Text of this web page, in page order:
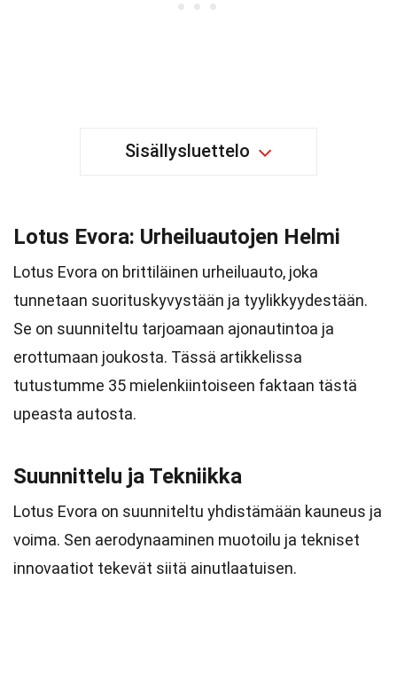
Sisällysluettelo
Lotus Evora: Urheiluautojen Helmi
Lotus Evora on brittiläinen urheiluauto, joka
tunnetaan suorituskyvystään ja tyylikkyydestään.
Se on suunniteltu tarjoamaan ajonautintoa ja
erottumaan joukosta. Tässä artikkelissa
tutustumme 35 mielenkiintoiseen faktaan tästä
upeasta autosta.
Suunnittelu ja Tekniikka
Lotus Evora on suunniteltu yhdistämään kauneus ja
voima. Sen aerodynaaminen muotoilu ja tekniset
innovaatiot tekevät siitä ainutlaatuisen.